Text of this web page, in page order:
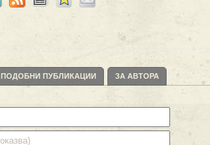
ПОДОБНИ ПУБЛИКАЦИИ ЗА АВТОРА